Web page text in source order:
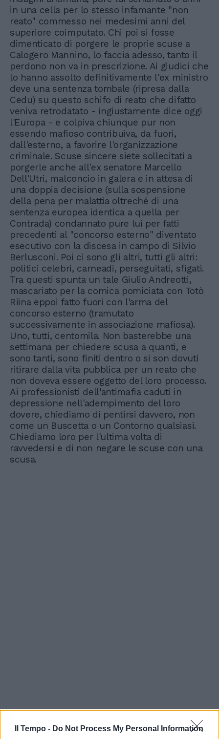
Il Tempo - Do Not Process My Personal Information
in una cella per lo stesso infamante "non
reato" commesso nei medesimi anni del
superiore coimputato. Chi poi si fosse
dimenticato di porgere le proprie scuse a
Calogero Mannino, lo faccia adesso, tanto il
perdono non va in prescrizione. Ai giudici che
lo hanno assolto definitivamente l'ex ministro
deve una sentenza tombale (ripresa dalla
Cedu) su questo schifo di reato che difatto
veniva retrodatato - ingiustamente dice oggi
l'Europa - e colpiva chiunque pur non
essendo mafioso contribuiva, da fuori,
dall'esterno, a favorire l'organizzazione
criminale. Scuse sincere siete sollecitati a
porgerle anche all'ex senatore Marcello
Dell'Utri, malconcio in galera e in attesa di
una doppia decisione (sulla sospensione
della pena per malattia oltreché di una
sentenza europea identica a quella per
Contrada) condannato pure lui per fatti
precedenti al "concorso esterno" diventato
esecutivo con la discesa in campo di Silvio
Berlusconi. Poi ci sono gli altri, tutti gli altri:
politici celebri, carneadi, perseguitati, sfigati.
Tra questi spunta un tale Giulio Andreotti,
mascariato per la comica pomiciata con Totò
Riina eppoi fatto fuori con l'arma del
concorso esterno (tramutato
successivamente in associazione mafiosa).
Uno, tutti, centomila. Non basterebbe una
settimana per chiedere scusa a quanti, e
sono tanti, sono finiti dentro o si son dovuti
ritirare dalla vita pubblica per un reato che
non doveva essere oggetto del loro processo.
Ai professionisti dell'antimafia caduti in
depressione nell'adempimento del loro
dovere, chiediamo di pentirsi davvero, non
come un Buscetta o un Contorno qualsiasi.
Chiediamo loro per l'ultima volta di
ravvedersi e di non negare le scuse con una
scusa.
In evidenza